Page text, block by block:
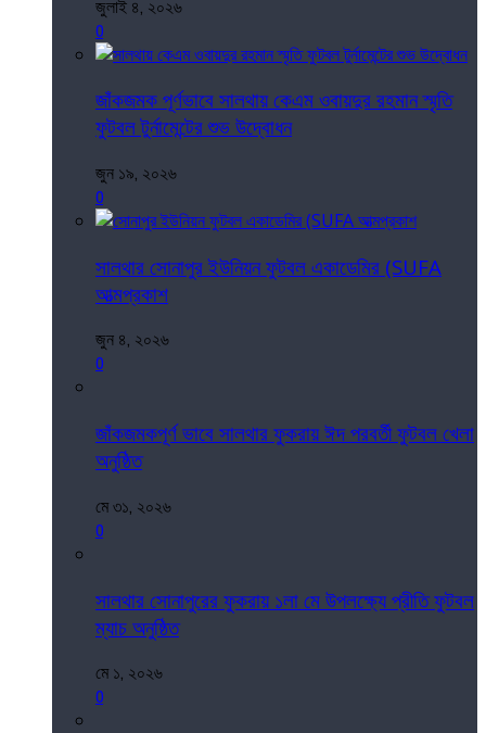
জুলাই ৪, ২০২৬
0
জাঁকজমক পূর্ণভাবে সালথায় কেএম ওবায়দুর রহমান স্মৃতি
ফুটবল টুর্নামেন্টের শুভ উদ্বোধন
জুন ১৯, ২০২৬
0
সালথার সোনাপুর ইউনিয়ন ফুটবল একাডেমির (SUFA
আত্মপ্রকাশ
জুন ৪, ২০২৬
0
জাঁকজমকপূর্ণ ভাবে সালথার ফুকরায় ঈদ পরবর্তী ফুটবল খেলা
অনুষ্ঠিত
মে ৩১, ২০২৬
0
সালথার সোনাপুরের ফুকরায় ১লা মে উপলক্ষ্যে প্রীতি ফুটবল
ম্যাচ অনুষ্ঠিত
মে ১, ২০২৬
0